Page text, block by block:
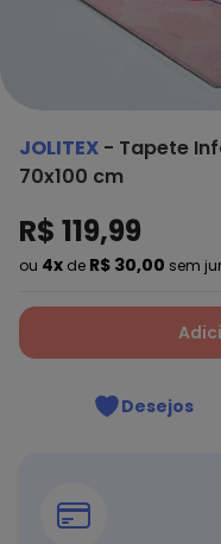
JOLITEX - Tapete
70x100 cm
R$ 119,99
ou 4x de R$ 30,00 sem
Desejos